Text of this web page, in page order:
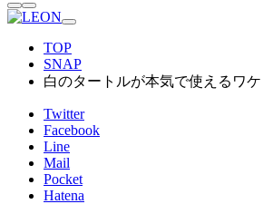
TOP
SNAP
白のタートルが本気で使えるワケ
Twitter
Facebook
Line
Mail
Pocket
Hatena